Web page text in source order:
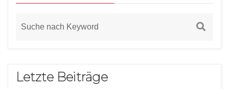
Letzte Beiträge